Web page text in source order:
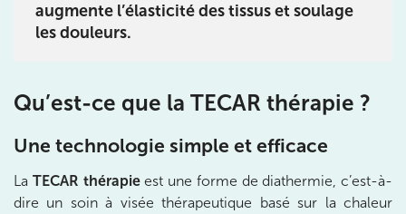
augmente l’élasticité des tissus et soulage
les douleurs.
Qu’est-ce que la TECAR thérapie ?
Une technologie simple et efficace
La TECAR thérapieest une forme de diathermie, c’est-à-
dire un soin à visée thérapeutique basé sur la chaleur
8 Av. de Camoens 75116 Paris
8 Av. de Camoens 75116 Paris
01 42 15 22 46
Prenez RDV sur
Prenez RDV sur
75015 Paris